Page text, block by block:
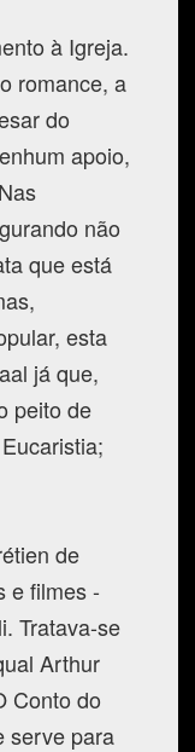
à Igreja.
romance, a
do
apoio,
não
que está
esta
já que,
peito de
de
e filmes -
Tratava-se
Arthur
Conto do
serve para